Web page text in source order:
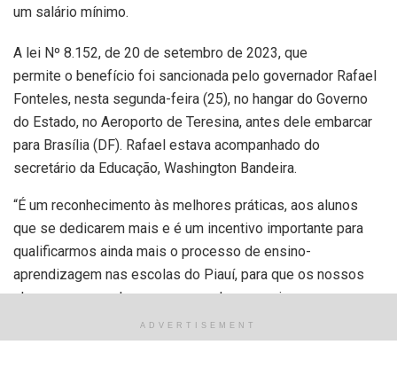
um salário mínimo.
A lei Nº 8.152, de 20 de setembro de 2023, que
permite o benefício foi sancionada pelo governador Rafael
Fonteles, nesta segunda-feira (25), no hangar do Governo
do Estado, no Aeroporto de Teresina, antes dele embarcar
para Brasília (DF). Rafael estava acompanhado do
secretário da Educação, Washington Bandeira.
“É um reconhecimento às melhores práticas, aos alunos
que se dedicarem mais e é um incentivo importante para
qualificarmos ainda mais o processo de ensino-
aprendizagem nas escolas do Piauí, para que os nossos
alunos possam alcançar voos cada vez maiores na sua
futura vida profissional. Então, é assim que a gente vai
transformar o Piauí em uma referência nacional na
ADVERTISEMENT